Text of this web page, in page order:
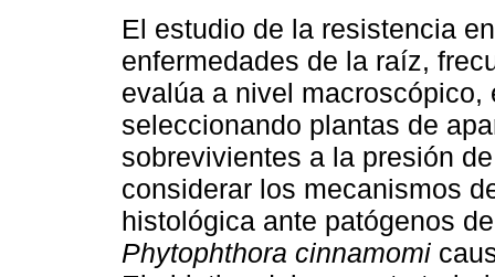
El estudio de la resistencia
enfermedades de la raíz,
evalúa a nivel macroscópico,
seleccionando plantas de
sobrevivientes a la presión
considerar los mecanismos
histológica ante patógenos
Phytophthora cinnamomi